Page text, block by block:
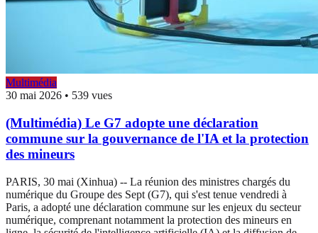
Multimédia
30 mai 2026 • 539 vues
(Multimédia) Le G7 adopte une déclaration
commune sur la gouvernance de l'IA et la protection
des mineurs
PARIS, 30 mai (Xinhua) -- La réunion des ministres chargés du
numérique du Groupe des Sept (G7), qui s'est tenue vendredi à
Paris, a adopté une déclaration commune sur les enjeux du secteur
numérique, comprenant notamment la protection des mineurs en